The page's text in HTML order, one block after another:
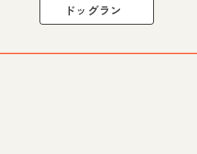
ドッグラン